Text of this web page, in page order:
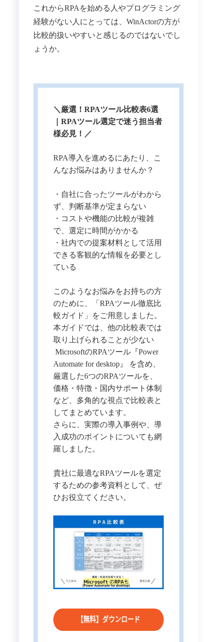
これからRPAを始める人やプログラミング
経験がない人にとっては、WinActorの方が
比較的扱いやすいと感じるのではないでし
ょうか。
＼厳選！RPAツール比較表6選
｜RPAツール選定で迷う担当者
様必見！／
RPA導入を進めるにあたり、こ
んなお悩みはありませんか？
・自社に合ったツールがわから
ず、判断基準が定まらない
・コストや機能の比較が複雑
で、選定に時間がかかる
・社内での提案材料として活用
できる客観的な情報を必要とし
ている
このようなお悩みをお持ちの方
のために、「RPAツール徹底比
較ガイド」をご用意しました。
本ガイドでは、他の比較表では
取り上げられることが少ない
MicrosoftのRPAツール『Power
Automate for desktop』 を含め、
厳選した6つのRPAツールを、
価格・特徴・国内サポート体制
など、多角的な視点で比較表と
してまとめています。
さらに、実際の導入事例や、導
入成功のポイントについても網
羅しました。
貴社に最適なRPAツールを選定
するための参考資料として、ぜ
ひお役立てください。